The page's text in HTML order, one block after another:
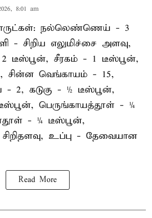
8:01 am
நல்லெண்ணெய் - 3
- சிறிய எலுமிச்சை அளவு,
- 2 டீஸ்பூன், சீரகம் - 1 டீஸ்பூன்,
சின்ன வெங்காயம் - 15,
- 2, கடுகு - ½ டீஸ்பூன்,
பெருங்காயத்தூள் - ¼
- ¼ டீஸ்பூன்,
உப்பு - தேவையான
Read More